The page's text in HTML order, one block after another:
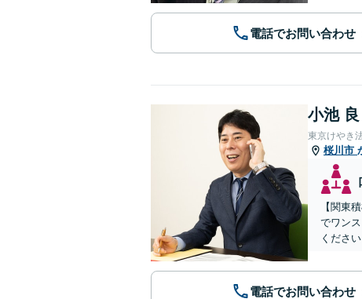
電話でお問い合わせ
小池 良
東京けやき
桜川市
【関東
でワン
くださ
電話でお問い合わせ